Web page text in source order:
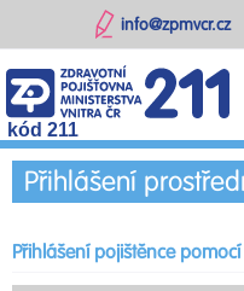
info@zpmvcr.cz
kód 211
Přihlášení
Přihlášení pojištěnce pomocí